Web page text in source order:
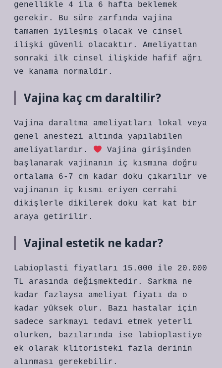
genellikle 4 ila 6 hafta beklemek
gerekir. Bu süre zarfında vajina
tamamen iyileşmiş olacak ve cinsel
ilişki güvenli olacaktır. Ameliyattan
sonraki ilk cinsel ilişkide hafif ağrı
ve kanama normaldir.
Vajina kaç cm daraltilir?
Vajina daraltma ameliyatları lokal veya
genel anestezi altında yapılabilen
ameliyatlardır.
Vajina girişinden
başlanarak vajinanın iç kısmına doğru
ortalama 6-7 cm kadar doku çıkarılır ve
vajinanın iç kısmı eriyen cerrahi
dikişlerle dikilerek doku kat kat bir
araya getirilir.
Vajinal estetik ne kadar?
Labioplasti fiyatları 15.000 ile 20.000
TL arasında değişmektedir. Sarkma ne
kadar fazlaysa ameliyat fiyatı da o
kadar yüksek olur. Bazı hastalar için
sadece sarkmayı tedavi etmek yeterli
olurken, bazılarında ise labioplastiye
ek olarak klitoristeki fazla derinin
alınması gerekebilir.